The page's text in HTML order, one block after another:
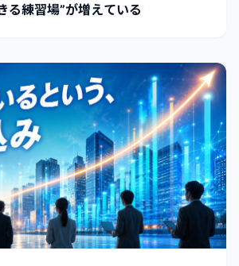
る練習場”が増えている